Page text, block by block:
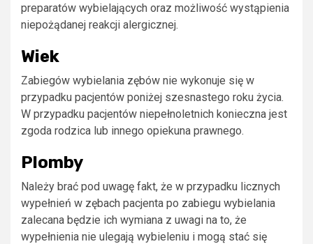
preparatów wybielających oraz możliwość wystąpienia
niepożądanej reakcji alergicznej.
Wiek
Zabiegów wybielania zębów nie wykonuje się w
przypadku pacjentów poniżej szesnastego roku życia.
W przypadku pacjentów niepełnoletnich konieczna jest
zgoda rodzica lub innego opiekuna prawnego.
Plomby
Należy brać pod uwagę fakt, że w przypadku licznych
wypełnień w zębach pacjenta po zabiegu wybielania
zalecana będzie ich wymiana z uwagi na to, że
wypełnienia nie ulegają wybieleniu i mogą stać się